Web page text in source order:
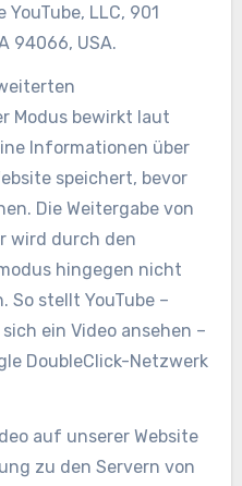
LLC, 901
94066, USA.
Modus bewirkt laut
Informationen über
speichert, bevor
Die Weitergabe von
wird durch den
hingegen nicht
So stellt YouTube –
ein Video ansehen –
DoubleClick-Netzwerk
auf unserer Website
zu den Servern von